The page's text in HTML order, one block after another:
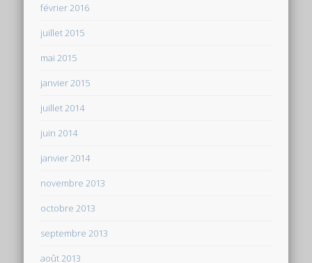
février 2016
juillet 2015
mai 2015
janvier 2015
juillet 2014
juin 2014
janvier 2014
novembre 2013
octobre 2013
septembre 2013
août 2013